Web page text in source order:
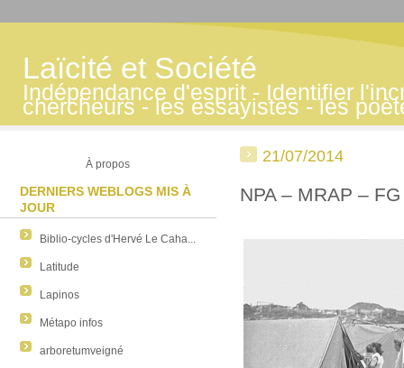
Laïcité et Société
Indépendance d'esprit - Identifier
chercheurs - les essayistes - les
À propos
DERNIERS WEBLOGS MIS À
JOUR
Biblio-cycles d'Hervé Le Caha...
Latitude
Lapinos
Métapo infos
arboretumveigné
21/07/2014
NPA – MRAP –